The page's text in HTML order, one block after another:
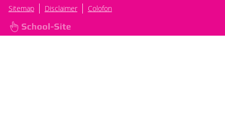
Sitemap| Disclaimer| Colofon